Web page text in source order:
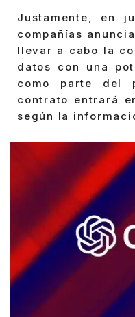
Justamente, en
compañías
llevar a cabo la
datos con una
como parte del
contrato entrará
según la